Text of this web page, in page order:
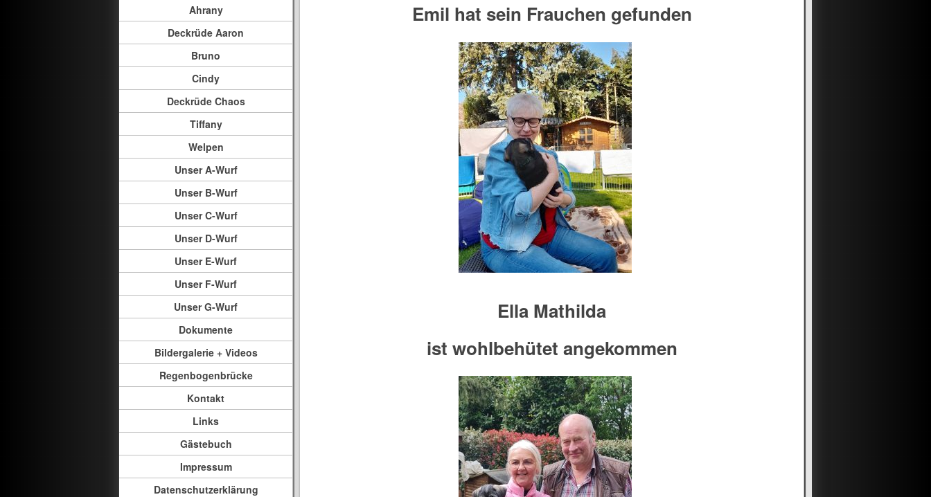
Ahrany
Deckrüde Aaron
Bruno
Cindy
Deckrüde Chaos
Tiffany
Welpen
Unser A-Wurf
Unser B-Wurf
Unser C-Wurf
Unser D-Wurf
Unser E-Wurf
Unser F-Wurf
Unser G-Wurf
Dokumente
Bildergalerie + Videos
Regenbogenbrücke
Kontakt
Links
Gästebuch
Impressum
Datenschutzerklärung
Emil hat sein Frauchen gefunden
Ella Mathilda
ist wohlbehütet angekommen